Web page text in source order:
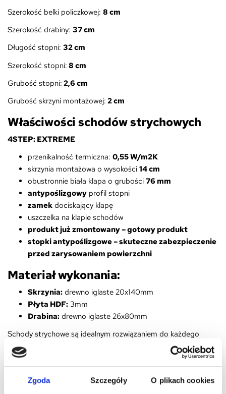
Zgoda Szczegóły O plikach cookies
Szerokość belki policzkowej: 8 cm
Szerokość drabiny: 37 cm
Długość stopni: 32 cm
Szerokość stopni: 8 cm
Grubość stopni: 2,6 cm
Grubość skrzyni montażowej: 2 cm
Właściwości schodów strychowych
4STEP: EXTREME
przenikalność termiczna: 0,55 W/m2K
skrzynia montażowa o wysokości 14 cm
obustronnie biała klapa o grubości 76 mm
antypoślizgowy profil stopni
zamek dociskający klapę
uszczelka na klapie schodów
produkt już zmontowany – gotowy produkt
stopki antypoślizgowe – skuteczne zabezpieczenie
przed zarysowaniem powierzchni
Materiał wykonania:
Skrzynia: drewno iglaste 20x140mm
Płyta HDF: 3mm
Drabina: drewno iglaste 26x80mm
Schody strychowe są idealnym rozwiązaniem do każdego
pomieszczenia, nawet eleganckiego salonu, gdyż nieużywane
skrywają się pod zamkniętą w suficie klapą.
Kiedy zachodzi taka potrzeba, bez trudu można je sprawnie i
bezawaryjnie rozłożyć.